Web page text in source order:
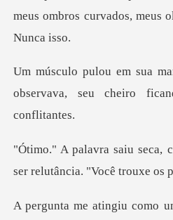
meus ombros curvados, meu
observava, seu cheiro fi
ser relutâ